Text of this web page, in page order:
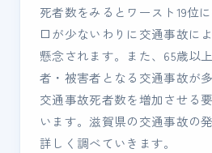
死者数をみるとワースト19位
口が少ないわりに交通事故に
懸念されます。また、65歳以
者・被害者となる交通事故が
交通事故死者数を増加させる
います。滋賀県の交通事故の
詳しく調べていきます。